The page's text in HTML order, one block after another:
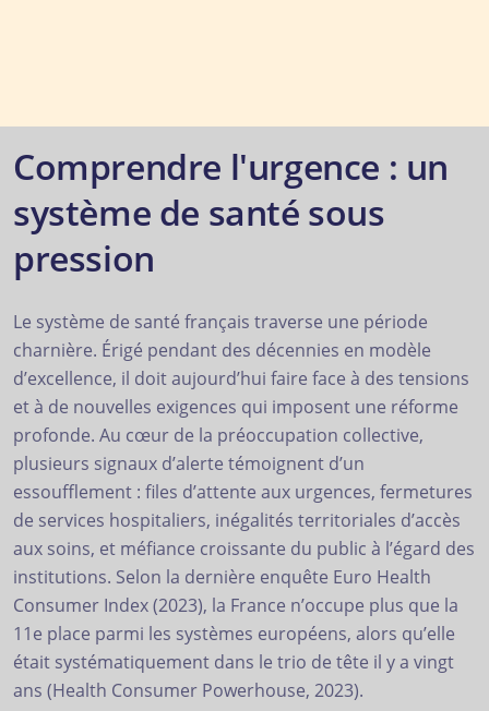
Comprendre l'urgence : un
système de santé sous
pression
Le système de santé français traverse une période
charnière. Érigé pendant des décennies en modèle
d’excellence, il doit aujourd’hui faire face à des tensions
et à de nouvelles exigences qui imposent une réforme
profonde. Au cœur de la préoccupation collective,
plusieurs signaux d’alerte témoignent d’un
essoufflement : files d’attente aux urgences, fermetures
de services hospitaliers, inégalités territoriales d’accès
aux soins, et méfiance croissante du public à l’égard des
institutions. Selon la dernière enquête Euro Health
Consumer Index (2023), la France n’occupe plus que la
11e place parmi les systèmes européens, alors qu’elle
était systématiquement dans le trio de tête il y a vingt
ans (Health Consumer Powerhouse, 2023).